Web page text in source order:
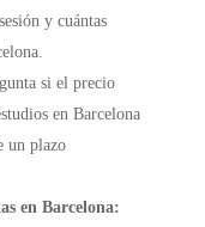
y cuántas
si el precio
en Barcelona
un plazo
en Barcelona: